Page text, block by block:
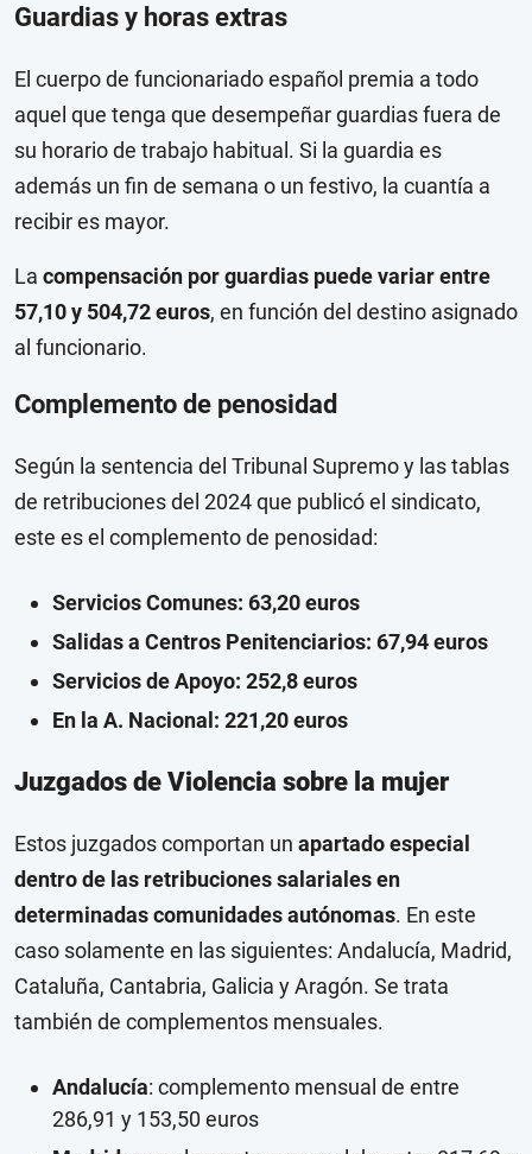
Guardias y horas extras
El cuerpo de funcionariado español premia a todo
aquel que tenga que desempeñar guardias fuera de
su horario de trabajo habitual. Si la guardia es
además un fin de semana o un festivo, la cuantía a
recibir es mayor.
La compensación por guardias puede variar entre
57,10 y 504,72 euros, en función del destino asignado
al funcionario.
Complemento de penosidad
Según la sentencia del Tribunal Supremo y las tablas
de retribuciones del 2024 que publicó el sindicato,
este es el complemento de penosidad:
Servicios Comunes: 63,20 euros
Salidas a Centros Penitenciarios: 67,94 euros
Servicios de Apoyo: 252,8 euros
En la A. Nacional: 221,20 euros
Juzgados de Violencia sobre la mujer
Estos juzgados comportan un apartado especial
dentro de las retribuciones salariales en
determinadas comunidades autónomas. En este
caso solamente en las siguientes: Andalucía, Madrid,
Cataluña, Cantabria, Galicia y Aragón. Se trata
también de complementos mensuales.
Andalucía: complemento mensual de entre
286,91 y 153,50 euros